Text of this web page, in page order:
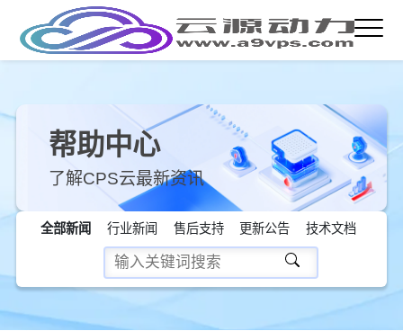
帮助中心
了解CPS云最新资讯
全部新闻 行业新闻 售后支持 更新公告 技术文档